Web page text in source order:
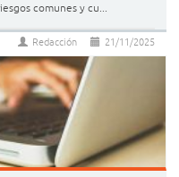
comunes y cu...
21/11/2025
Redacción